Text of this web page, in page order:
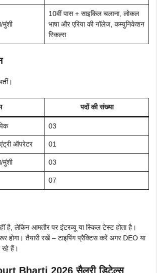
मुंशी
10वीं पास + साइकिल चलाना, लोकल
भाषा और एरिया की नॉलेज, कम्युनिकेशन
स्किल्स
पदों की संख्या
03
ऑपरेटर 01
मुंशी 03
07
है, लेकिन आमतौर पर इंटरव्यू या स्किल टेस्ट होता है।
होगा। तैयारी रखें – टाइपिंग प्रैक्टिस करें अगर DEO या
रहे हैं।
Bharti 2026 सैलरी डिटेल्स